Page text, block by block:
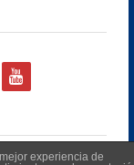
youtube
experiencia de